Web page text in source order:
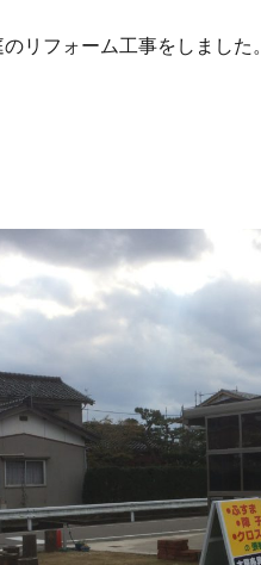
リフォーム工事をしました。